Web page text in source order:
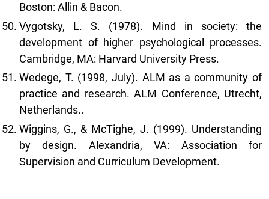
Boston: Allin & Bacon.
Vygotsky, L. S. (1978). Mind in society: the
development of higher psychological processes.
Cambridge, MA: Harvard University Press.
Wedege, T. (1998, July). ALM as a community of
practice and research. ALM Conference, Utrecht,
Netherlands..
Wiggins, G., & McTighe, J. (1999). Understanding
by design. Alexandria, VA: Association for
Supervision and Curriculum Development.